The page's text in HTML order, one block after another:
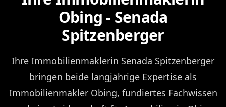
Obing - Senada
Spitzenberger
Ihre Immobilienmaklerin Senada Spitzenberger
bringen beide langjährige Expertise als
Immobilienmakler Obing, fundiertes Fachwissen